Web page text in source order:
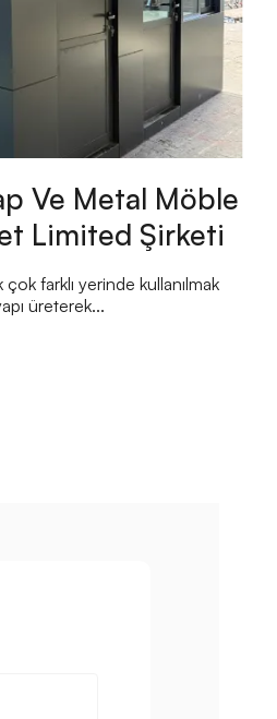
Ve Metal Möble
Limited Şirketi
farklı yerinde kullanılmak
üreterek...